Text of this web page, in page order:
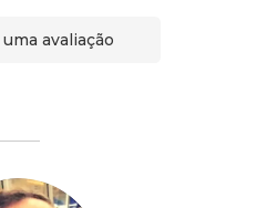
avaliação